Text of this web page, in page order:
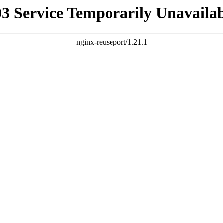
Service Temporarily
nginx-reuseport/1.21.1